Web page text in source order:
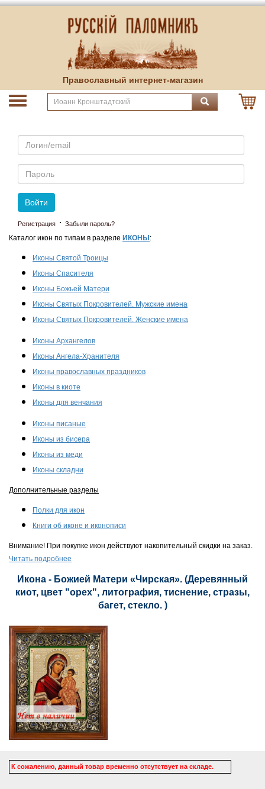
Православный интернет-магазин
Email
Пароль
Войти
Регистрация · Забыли пароль?
Каталог икон по типам в разделе ИКОНЫ :
Иконы Святой Троицы
Иконы Спасителя
Иконы Божьей Матери
Иконы Святых Покровителей. Мужские имена
Иконы Святых Покровителей. Женские имена
Иконы Архангелов
Иконы Ангела-Хранителя
Иконы православных праздников
Иконы в киоте
Иконы для венчания
Иконы писаные
Иконы из бисера
Иконы из меди
Иконы складни
Дополнительные разделы
Полки для икон
Книги об иконе и иконописи
Внимание! При покупке икон действуют накопительный скидки на заказ.
Читать подробнее
Икона - Божией Матери «Чирская». (Деревянный
киот, цвет "орех", литография, тиснение, стразы,
багет, стекло. )
К сожалению, данный товар временно отсутствует на складе.